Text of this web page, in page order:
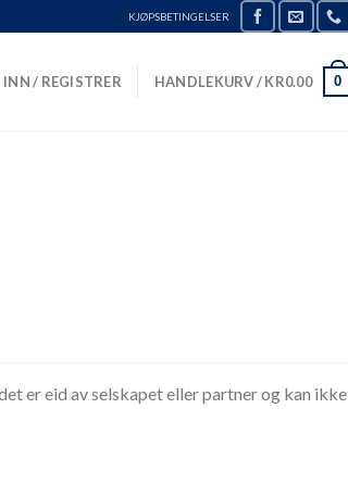
KJØPSBETINGELSER
INN / REGISTRER HANDLEKURV /KR0.00 0
er eid av selskapet eller partner og kan ikke